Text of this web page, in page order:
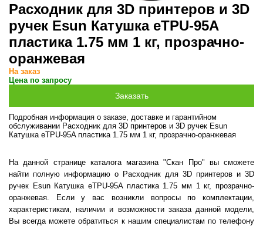
Расходник для 3D принтеров и 3D
ручек Esun Катушка eTPU-95A
пластика 1.75 мм 1 кг, прозрачно-
оранжевая
На заказ
Цена по запросу
Подробная информация о заказе, доставке и гарантийном
обслуживании Расходник для 3D принтеров и 3D ручек Esun
Катушка eTPU-95A пластика 1.75 мм 1 кг, прозрачно-оранжевая
На данной странице каталога магазина "Скан Про" вы сможете
найти полную информацию о Расходник для 3D принтеров и 3D
ручек Esun Катушка eTPU-95A пластика 1.75 мм 1 кг, прозрачно-
оранжевая. Если у вас возникли вопросы по комплектации,
характеристикам, наличии и возможности заказа данной модели,
Вы всегда можете обратиться к нашим специалистам по телефону